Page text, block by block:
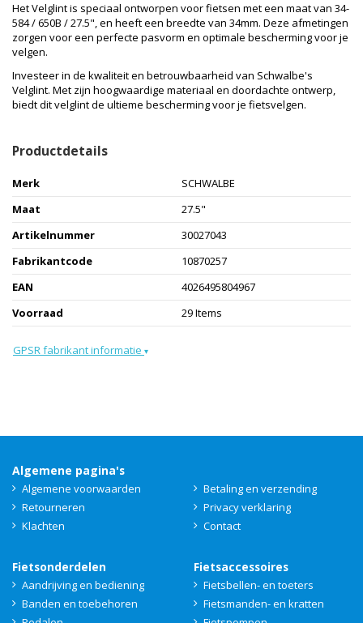
Het Velglint is speciaal ontworpen voor fietsen met een maat van 34-
584 / 650B / 27.5", en heeft een breedte van 34mm. Deze afmetingen
zorgen voor een perfecte pasvorm en optimale bescherming voor je
velgen.
Investeer in de kwaliteit en betrouwbaarheid van Schwalbe's
Velglint. Met zijn hoogwaardige materiaal en doordachte ontwerp,
biedt dit velglint de ultieme bescherming voor je fietsvelgen.
Productdetails
Merk
SCHWALBE
Maat
27.5"
Artikelnummer
30027043
Fabrikantcode
10870257
EAN
4026495804967
Voorraad
29 Items
GPSR fabrikant informatie ▾
Algemene pagina's
Algemene voorwaarden
Betaling en verzending
Retourneren
Privacy verklaring
Klachten
Contact
Fietsonderdelen
Aandrijving en bediening
Banden en toebehoren
Fietsaccessoires
Fietsbellen- en toeters
Fietsmanden- en kratten